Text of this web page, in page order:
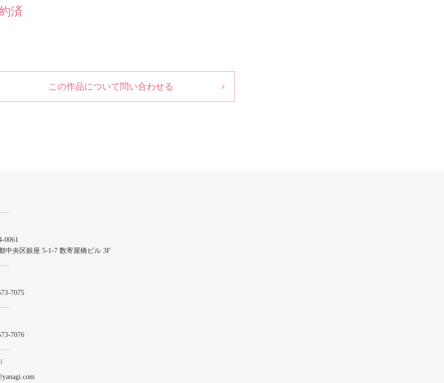
済
この作品について問い合わせる
0061
中央区銀座 5-1-7 数寄屋橋ビル 3F
7075
7076